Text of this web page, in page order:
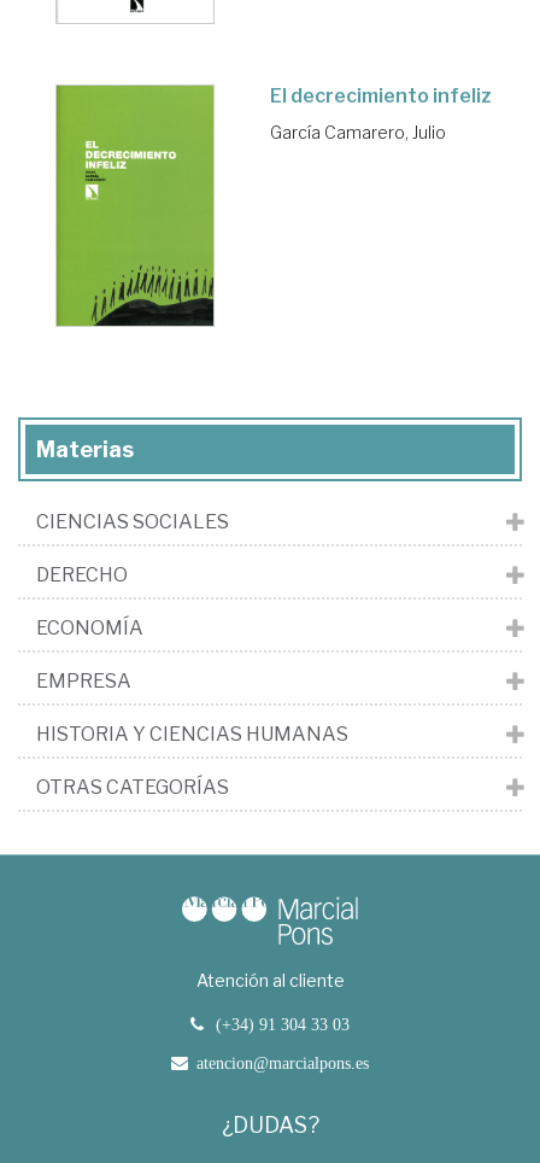
El decrecimiento infeliz
García Camarero, Julio
Materias
CIENCIAS SOCIALES
DERECHO
ECONOMÍA
EMPRESA
HISTORIA Y CIENCIAS HUMANAS
OTRAS CATEGORÍAS
Atención al cliente
(+34) 91 304 33 03
atencion@marcialpons.es
¿DUDAS?